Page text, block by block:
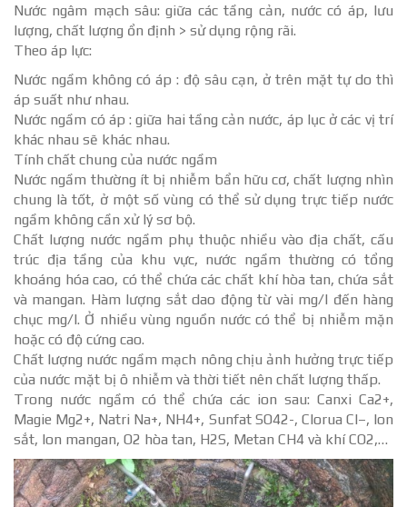
Nước ngâm mạch sâu: giữa các tầng cản, nước có áp, lưu
lượng, chất lượng ổn định > sử dụng rộng rãi.
Theo áp lực:
Nước ngầm không có áp : độ sâu cạn, ở trên mặt tự do thì
áp suất như nhau.
Nước ngầm có áp : giữa hai tầng cản nước, áp lục ở các vị trí
khác nhau sẽ khác nhau.
Tính chất chung của nước ngầm
Nước ngầm thường ít bị nhiễm bẩn hữu cơ, chất lượng nhìn
chung là tốt, ở một số vùng có thể sử dụng trực tiếp nước
ngầm không cần xử lý sơ bộ.
Chất lượng nước ngầm phụ thuộc nhiều vào địa chất, cấu
trúc địa tầng của khu vực, nước ngầm thường có tổng
khoáng hóa cao, có thể chứa các chất khí hòa tan, chứa sắt
và mangan. Hàm lượng sắt dao động từ vài mg/l đến hàng
chục mg/l. Ở nhiều vùng nguồn nước có thể bị nhiễm mặn
hoặc có độ cứng cao.
Chất lượng nước ngầm mạch nông chịu ảnh hưởng trực tiếp
của nước mặt bị ô nhiễm và thời tiết nên chất lượng thấp.
Trong nước ngầm có thể chứa các ion sau: Canxi Ca2+,
Magie Mg2+, Natri Na+, NH4+, Sunfat SO42-, Clorua Cl–, Ion
sắt, Ion mangan, O2 hòa tan, H2S, Metan CH4 và khí CO2,…